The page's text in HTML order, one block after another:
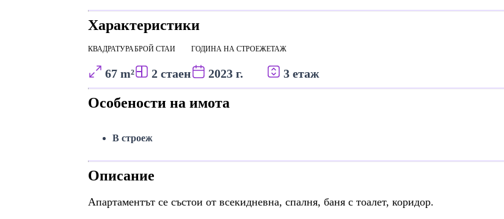
Характеристики
КВАДРАТУРА
67 m²
БРОЙ СТАИ
2 стаен
ГОДИНА НА СТРОЕЖ
2023 г.
ЕТАЖ
3 етаж
Особености на имота
В строеж
Описание
Апартаментът се състои от всекидневна, спалня, баня с тоалет, коридор.